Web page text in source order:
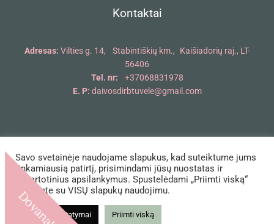
Kontaktai
Adresas: Vilties g. 14, Stabintiškių km., Kaišiadorių raj., LT-
56406
Tel. nr:
+37068831978
E. P: daivosdirbtuvele@gmail.com
Copyright © 2018 - 2026 Daivos dirbtuvėlė | Powered by Daivos
dirbtuvėlė
Savo svetainėje naudojame slapukus, kad suteiktume jums
tinkamiausią patirtį, prisimindami jūsų nuostatas ir
pakartotinius apsilankymus. Spustelėdami „Priimti viską“
sutinkate su VISŲ slapukų naudojimu.
Slapukų nustatymai Priimti viską
Dovana!